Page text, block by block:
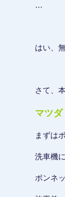
…
はい、
さて、
マツ
まずは
洗車機
ボンネ